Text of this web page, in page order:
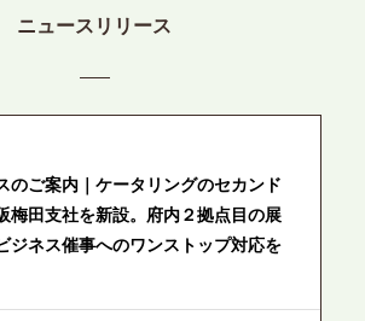
ニュースリリース
のご案内｜ケータリングのセカンド
梅田支社を新設。府内２拠点目の展
ジネス催事へのワンストップ対応を